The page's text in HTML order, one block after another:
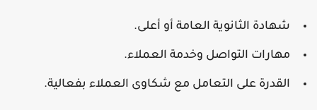
شهادة الثانوية العامة أو أعلى.
مهارات التواصل وخدمة العملاء.
القدرة على التعامل مع شكاوى العملاء بفعالية.